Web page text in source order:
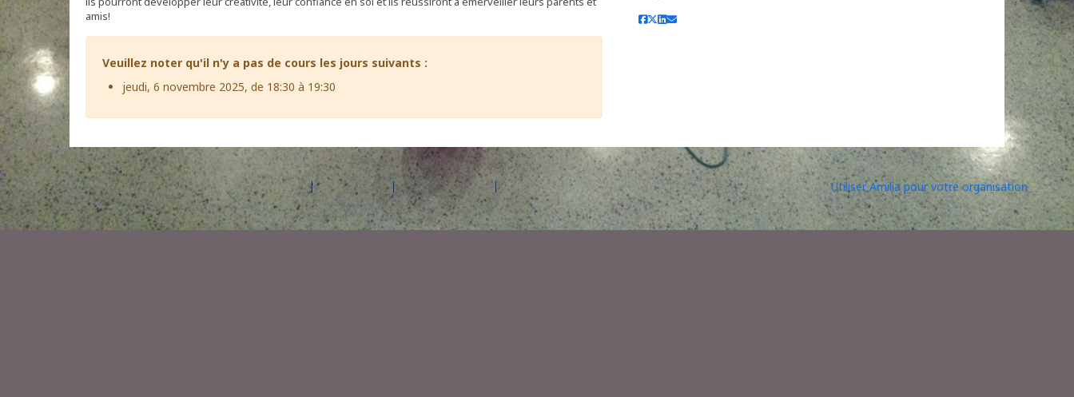
amis!
Veuillez noter qu'il n'y a pas de cours les jours suivants :
jeudi, 6 novembre 2025, de 18:30 à 19:30
©2026 Les entreprises Amilia Inc. Tous droits réservés. Centre d'aide Contactez Amilia Légal Utiliser Amilia pour votre organisation